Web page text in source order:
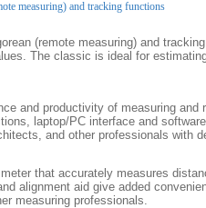
measuring) and tracking functions
(remote measuring) and
The classic is ideal for
and productivity of measuring and
laptop/PC interface and
and other professionals with
that accurately measures
alignment aid give added
measuring professionals.